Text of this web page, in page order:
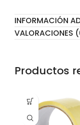
INFORMACIÓN
VALORACIONES
Productos